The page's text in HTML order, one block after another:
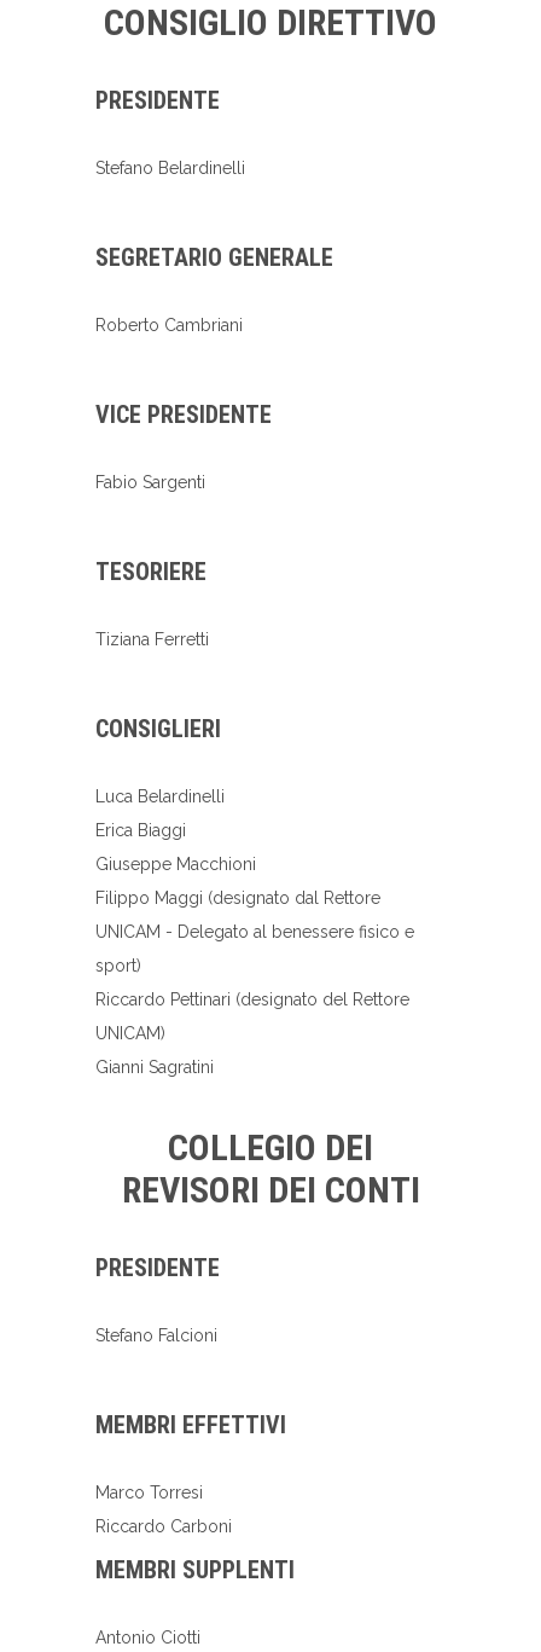
CONSIGLIO DIRETTIVO
PRESIDENTE
Stefano Belardinelli
SEGRETARIO GENERALE
Roberto Cambriani
VICE PRESIDENTE
Fabio Sargenti
TESORIERE
Tiziana Ferretti
CONSIGLIERI
Luca Belardinelli
Erica Biaggi
Giuseppe Macchioni
Filippo Maggi (designato dal Rettore
UNICAM - Delegato al benessere fisico e
sport)
Riccardo Pettinari (designato del Rettore
UNICAM)
Gianni Sagratini
COLLEGIO DEI
REVISORI DEI CONTI
PRESIDENTE
Stefano Falcioni
MEMBRI EFFETTIVI
Marco Torresi
Riccardo Carboni
MEMBRI SUPPLENTI
Antonio Ciotti